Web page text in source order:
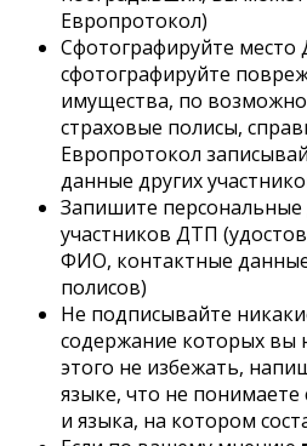
Европротокол)
Сфотографируйте
сфотографируйте
имущества, по
страховые полисы,
Европротокол
данные других
Запишите персональные
участников ДТП
ФИО, контактные
полисов)
Не подписывайте
содержание которых вы
этого не избежать,
языке, что не
и языка, на котором